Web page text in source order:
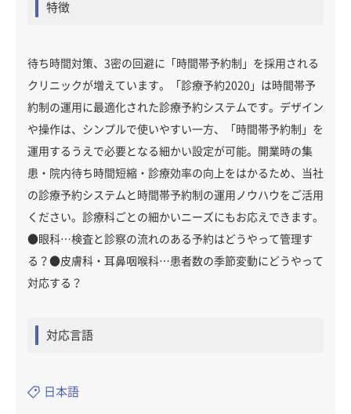
特徴
待ち時間対策、3密の回避に「時間帯予約制」を採用される
クリニックが増えています。「診療予約2020」は時間帯予
約制の運用に最適化された診療予約システムです。デザイン
や操作は、シンプルで使いやすい一方、「時間帯予約制」を
運用するうえで必要となる細かい設定が可能。開業時の集
患・院内待ち時間短縮・診療効率の向上をはかるため、当社
の診療予約システムと時間帯予約制の運用ノウハウをご活用
ください。診療科ごとの細かいニーズにもお応えできます。
●眼科…検査と診察の流れのある予約はどうやって管理す
る？●皮膚科・耳鼻咽喉科…患者数の季節変動にどうやって
対応する？
対応言語
日本語